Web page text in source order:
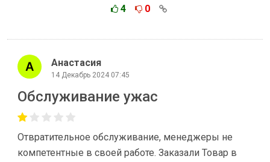
4 0
Анастасия
14 Декабрь 2024 07:45
Обслуживание ужас
Отвратительное обслуживание, менеджеры не
компетентные в своей работе. Заказали Товар в